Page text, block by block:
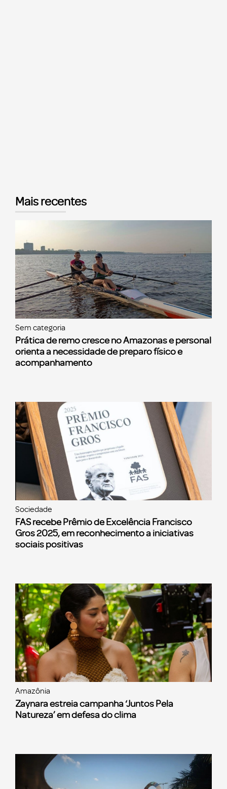
Mais recentes
Sem categoria
Prática de remo cresce no Amazonas e personal
orienta a necessidade de preparo físico e
acompanhamento
Sociedade
FAS recebe Prêmio de Excelência Francisco
Gros 2025, em reconhecimento a iniciativas
sociais positivas
Amazônia
Zaynara estreia campanha ‘Juntos Pela
Natureza’ em defesa do clima